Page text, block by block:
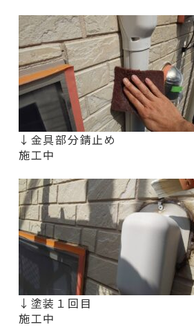
↓金具部分錆止め
施工中
↓塗装１回目
施工中